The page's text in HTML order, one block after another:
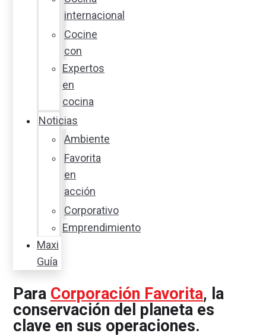
internacional
Cocine
con
Expertos
en
cocina
Noticias
Ambiente
Favorita
en
acción
Corporativo
Emprendimiento
Maxi
Guía
Para Corporación Favorita, la
conservación del planeta es
clave en sus operaciones.